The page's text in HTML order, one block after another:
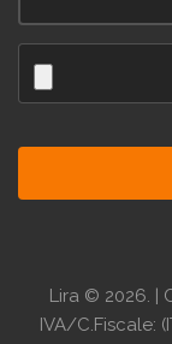
Lira © 2026. |
IVA/C.Fiscale: